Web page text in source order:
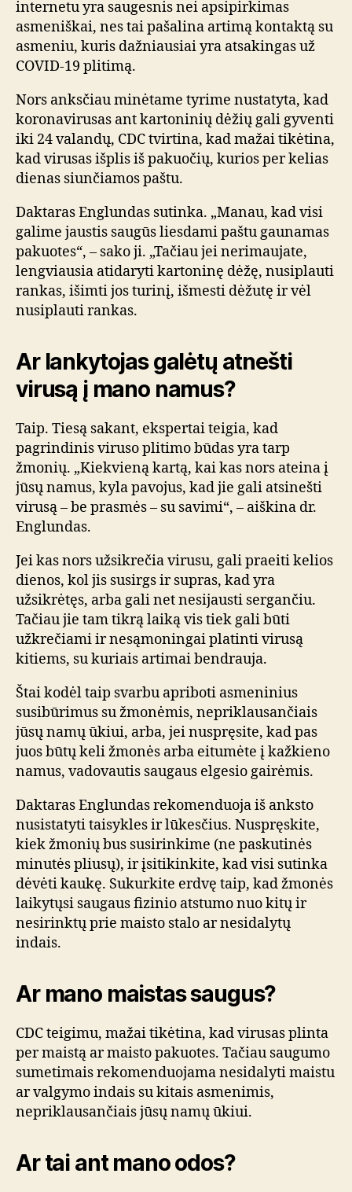
internetu yra saugesnis nei apsipirkimas
asmeniškai, nes tai pašalina artimą kontaktą su
asmeniu, kuris dažniausiai yra atsakingas už
COVID-19 plitimą.
Nors anksčiau minėtame tyrime nustatyta, kad
koronavirusas ant kartoninių dėžių gali gyventi
iki 24 valandų, CDC tvirtina, kad mažai tikėtina,
kad virusas išplis iš pakuočių, kurios per kelias
dienas siunčiamos paštu.
Daktaras Englundas sutinka. „Manau, kad visi
galime jaustis saugūs liesdami paštu gaunamas
pakuotes“, – sako ji. „Tačiau jei nerimaujate,
lengviausia atidaryti kartoninę dėžę, nusiplauti
rankas, išimti jos turinį, išmesti dėžutę ir vėl
nusiplauti rankas.
Ar lankytojas galėtų atnešti
virusą į mano namus?
Taip. Tiesą sakant, ekspertai teigia, kad
pagrindinis viruso plitimo būdas yra tarp
žmonių. „Kiekvieną kartą, kai kas nors ateina į
jūsų namus, kyla pavojus, kad jie gali atsinešti
virusą – be prasmės – su savimi“, – aiškina dr.
Englundas.
Jei kas nors užsikrečia virusu, gali praeiti kelios
dienos, kol jis susirgs ir supras, kad yra
užsikrėtęs, arba gali net nesijausti sergančiu.
Tačiau jie tam tikrą laiką vis tiek gali būti
užkrečiami ir nesąmoningai platinti virusą
kitiems, su kuriais artimai bendrauja.
Štai kodėl taip svarbu apriboti asmeninius
susibūrimus su žmonėmis, nepriklausančiais
jūsų namų ūkiui, arba, jei nuspręsite, kad pas
juos būtų keli žmonės arba eitumėte į kažkieno
namus, vadovautis saugaus elgesio gairėmis.
Daktaras Englundas rekomenduoja iš anksto
nusistatyti taisykles ir lūkesčius. Nuspręskite,
kiek žmonių bus susirinkime (ne paskutinės
minutės pliusų), ir įsitikinkite, kad visi sutinka
dėvėti kaukę. Sukurkite erdvę taip, kad žmonės
laikytųsi saugaus fizinio atstumo nuo kitų ir
nesirinktų prie maisto stalo ar nesidalytų
indais.
Ar mano maistas saugus?
CDC teigimu, mažai tikėtina, kad virusas plinta
per maistą ar maisto pakuotes. Tačiau saugumo
sumetimais rekomenduojama nesidalyti maistu
ar valgymo indais su kitais asmenimis,
nepriklausančiais jūsų namų ūkiui.
Ar tai ant mano odos?